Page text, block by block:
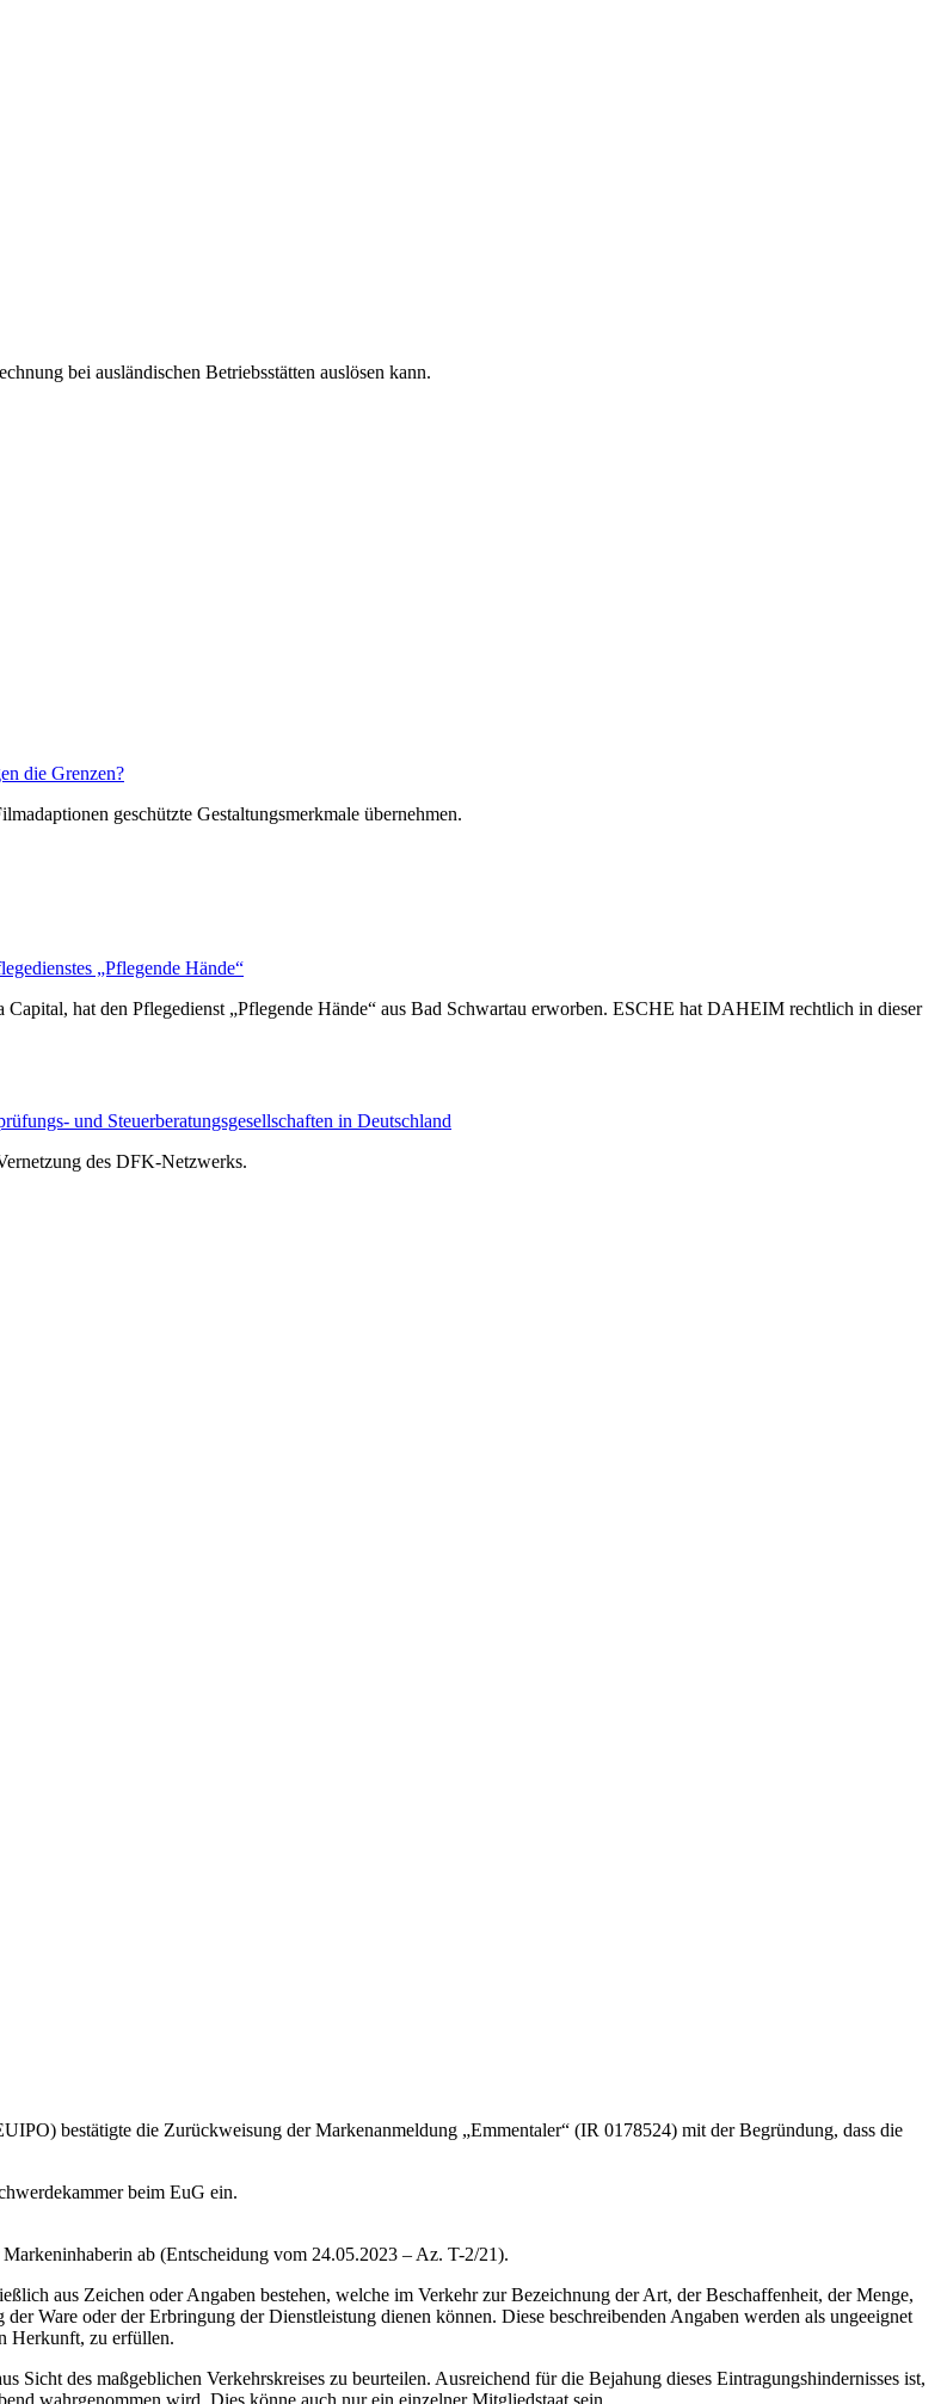
bei ausländischen Betriebsstätten auslösen kann.
die Grenzen?
geschützte Gestaltungsmerkmale übernehmen.
„Pflegende Hände“
hat den Pflegedienst „Pflegende Hände“ aus Bad Schwartau erworben. ESCHE hat DAHEIM rechtlich in dieser
und Steuerberatungsgesellschaften in Deutschland
des DFK-Netzwerks.
bestätigte die Zurückweisung der Markenanmeldung „Emmentaler“ (IR 0178524) mit der Begründung, dass die
beim EuG ein.
ab (Entscheidung vom 24.05.2023 – Az. T-2/21).
aus Zeichen oder Angaben bestehen, welche im Verkehr zur Bezeichnung der Art, der Beschaffenheit, der Menge,
Ware oder der Erbringung der Dienstleistung dienen können. Diese beschreibenden Angaben werden als ungeeignet
Herkunft, zu erfüllen.
des maßgeblichen Verkehrskreises zu beurteilen. Ausreichend für die Bejahung dieses Eintragungshindernisses ist,
wahrgenommen wird. Dies könne auch nur ein einzelner Mitgliedstaat sein.